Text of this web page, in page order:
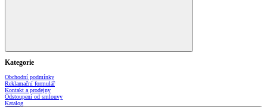
Kategorie
Obchodní podmínky
Reklamační formulář
Kontakt a prodejny
Odstoupení od smlouvy
Katalog